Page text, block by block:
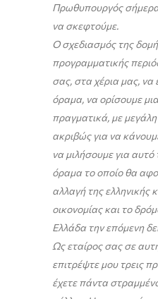
Πρωθυπουργός σήμερα
να σκεφτούμε.
Ο σχεδιασμός της
προγραμματικής
σας, στα χέρια μας,
όραμα, να ορίσουμε
πραγματικά, με
ακριβώς για να
να μιλήσουμε για αυτό
όραμα το οποίο θα
αλλαγή της ελληνικής
οικονομίας και το
Ελλάδα την επόμενη
Ως εταίρος σας σε
επιτρέψτε μου τρεις
έχετε πάντα